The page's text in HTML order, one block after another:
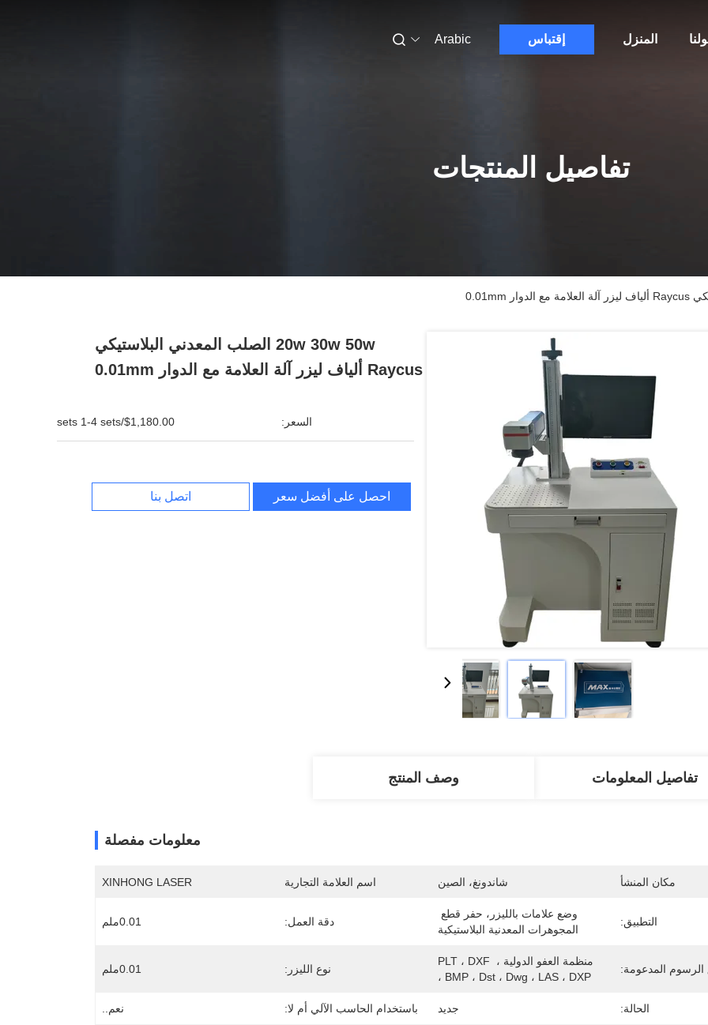
المنزل إقتباس Arabic
تفاصيل المنتجات
20w 30w 50w الصلب المعدني البلاستيكي
Raycus ألياف ليزر آلة العلامة مع الدوار 0.01mm
السعر: $1,180.00/sets 1-4 sets
احصل على أفضل سعر اتصل بنا
تفاصيل المعلومات وصف المنتج
معلومات مفصلة
مكان المنشأ شاندونغ، الصين اسم العلامة التجارية XINHONG LASER
التطبيق:
المجوهرات المعدنية البلاستيكية
دقة العمل: 0.01ملم
الرسوم المدعومة:
منظمة العفو الدولية ، PLT ، DXF
، BMP ، Dst ، Dwg ، LAS ، DXP
نوع الليزر: 0.01ملم
الحالة: جديد باستخدام الحاسب الآلي أم لا: نعم..